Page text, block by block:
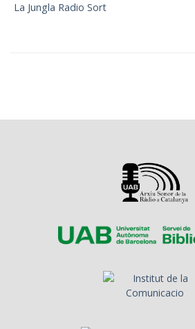
La Jungla Radio Sort